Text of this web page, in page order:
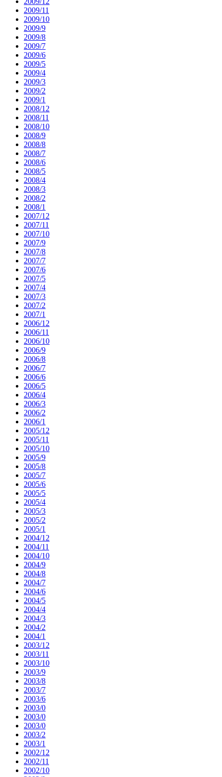
2009/11
2009/10
2009/9
2009/8
2009/7
2009/6
2009/5
2009/4
2009/3
2009/2
2009/1
2008/12
2008/11
2008/10
2008/9
2008/8
2008/7
2008/6
2008/5
2008/4
2008/3
2008/2
2008/1
2007/12
2007/11
2007/10
2007/9
2007/8
2007/7
2007/6
2007/5
2007/4
2007/3
2007/2
2007/1
2006/12
2006/11
2006/10
2006/9
2006/8
2006/7
2006/6
2006/5
2006/4
2006/3
2006/2
2006/1
2005/12
2005/11
2005/10
2005/9
2005/8
2005/7
2005/6
2005/5
2005/4
2005/3
2005/2
2005/1
2004/12
2004/11
2004/10
2004/9
2004/8
2004/7
2004/6
2004/5
2004/4
2004/3
2004/2
2004/1
2003/12
2003/11
2003/10
2003/9
2003/8
2003/7
2003/6
2003/0
2003/0
2003/0
2003/2
2003/1
2002/12
2002/11
2002/10